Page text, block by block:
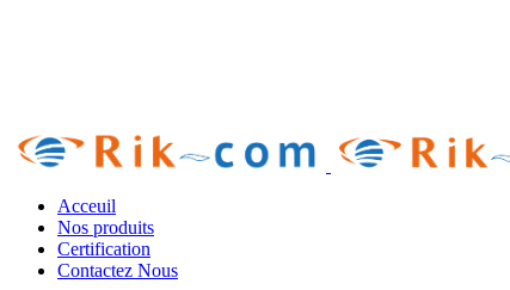
Acceuil
Nos produits
Certification
Contactez Nous